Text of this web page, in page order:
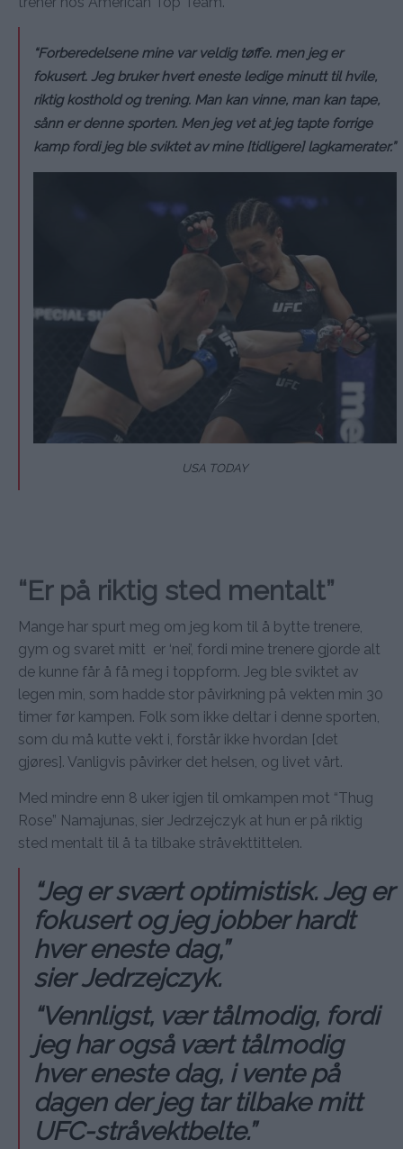
“Forberedelsene mine var veldig tøffe. men jeg er
fokusert. Jeg bruker hvert eneste ledige minutt til hvile,
riktig kosthold og trening. Man kan vinne, man kan tape,
sånn er denne sporten. Men jeg vet at jeg tapte forrige
kamp fordi jeg ble sviktet av mine [tidligere] lagkamerater.”
USA TODAY
“Er på riktig sted mentalt”
Mange har spurt meg om jeg kom til å bytte trenere,
gym og svaret mitt er ‘nei’, fordi mine trenere gjorde alt
de kunne får å få meg i toppform. Jeg ble sviktet av
legen min, som hadde stor påvirkning på vekten min 30
timer før kampen. Folk som ikke deltar i denne sporten,
som du må kutte vekt i, forstår ikke hvordan [det
gjøres]. Vanligvis påvirker det helsen, og livet vårt.
Med mindre enn 8 uker igjen til omkampen mot “Thug
Rose” Namajunas, sier Jedrzejczyk at hun er på riktig
sted mentalt til å ta tilbake stråvekttittelen.
“Jeg er svært optimistisk. Jeg er
fokusert og jeg jobber hardt
hver eneste dag,”
sier Jedrzejczyk.
“Vennligst, vær tålmodig, fordi
jeg har også vært tålmodig
hver eneste dag, i vente på
dagen der jeg tar tilbake mitt
UFC-stråvektbelte.”